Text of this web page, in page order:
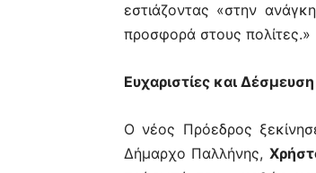
εστιάζοντας «στην
προσφορά στους πολίτες.»
Ευχαριστίες και
Ο νέος Πρόεδρος
Δήμαρχο Παλλήνης,